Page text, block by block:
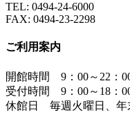
TEL: 0494-24-6000
FAX: 0494-23-2298
ご利用案内
開館時間 9：00～22：
受付時間 9：00～18：
休館日 毎週火曜日、年